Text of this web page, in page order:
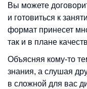
Вы можете
и готовиться к
формат принесет
так и в плане
Объясняя кому-то
знания, а слушая
в сложной для вас